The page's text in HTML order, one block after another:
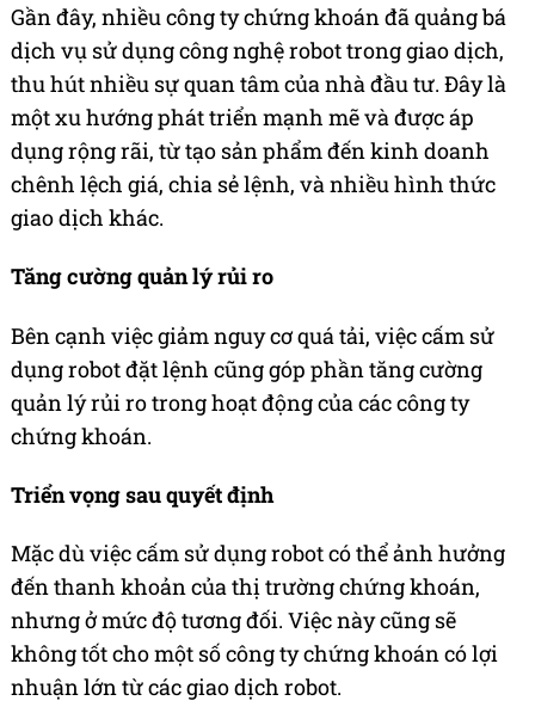
Gần đây, nhiều công ty chứng khoán đã quảng bá
dịch vụ sử dụng công nghệ robot trong giao dịch,
thu hút nhiều sự quan tâm của nhà đầu tư. Đây là
một xu hướng phát triển mạnh mẽ và được áp
dụng rộng rãi, từ tạo sản phẩm đến kinh doanh
chênh lệch giá, chia sẻ lệnh, và nhiều hình thức
giao dịch khác.
Tăng cường quản lý rủi ro
Bên cạnh việc giảm nguy cơ quá tải, việc cấm sử
dụng robot đặt lệnh cũng góp phần tăng cường
quản lý rủi ro trong hoạt động của các công ty
chứng khoán.
Triển vọng sau quyết định
Mặc dù việc cấm sử dụng robot có thể ảnh hưởng
đến thanh khoản của thị trường chứng khoán,
nhưng ở mức độ tương đối. Việc này cũng sẽ
không tốt cho một số công ty chứng khoán có lợi
nhuận lớn từ các giao dịch robot.